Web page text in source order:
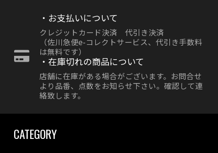
・お支払いについて
クレジットカード決済 代引き決済
（佐川急便e-コレクトサービス、代引き手数料
は無料です）
・在庫切れの商品について
店舗に在庫がある場合がございます。お問合せ
より品番、点数をお知らせ下さい。確認して連
絡致します。
CATEGORY